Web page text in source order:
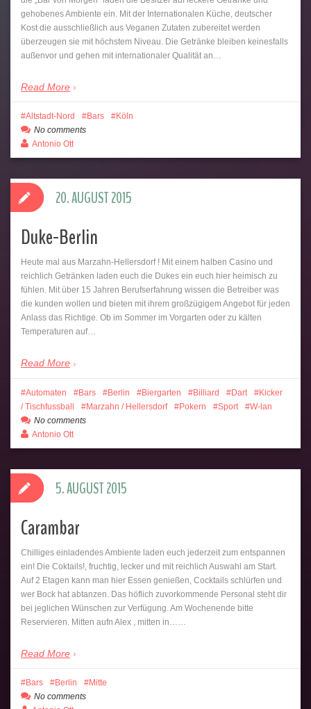
gehobenes Ambiente ein. Mit der Internationalen Küche, deutscher
Kost die ausschließlich aus Veganen Zutaten zubereitet werden
überzeugen sie mit höchstem Niveau. Die Getränke bleiben keinesfalls
außenvor und gehen mit internationaler Qualität an…
Read More
Altstadt-Nord Bars
Köln
No comments
Antonio Ott
Duke-Berlin
Heute mal aus Marzahn-Hellersdorf ! Mit einem halben Casino und
reichlich Getränken laden euch die Dukes ein euch hier heimisch zu
fühlen. Mit über 15 Jahren Berufserfahrung wissen die Betreiber was
die kunden wollen und bieten mit ihrem großzügigem Angebot für jeden
Anlass das Richtige. Ob im Sommer im Vorgarten oder zu kälten
Temperaturen auf…
Read More
20. AUGUST 2015
Automaten Bars Berlin Biergarten Billiard Dart
Kicker
/ Tischfussball
Marzahn / Hellersdorf Pokern Sport
W-lan
No comments
Antonio Ott
Carambar
Chilliges einladendes Ambiente laden euch jederzeit zum entspannen
ein! Die Coktails!, fruchtig, lecker und mit reichlich Auswahl am Start.
Auf 2 Etagen kann man hier Essen genießen, Cocktails schlürfen und
wer Bock hat abtanzen. Das höflich zuvorkommende Personal steht dir
bei jeglichen Wünschen zur Verfügung. Am Wochenende bitte
Reservieren. Mitten aufn Alex , mitten in……
Read More
5. AUGUST 2015
Bars Berlin
Mitte
No comments